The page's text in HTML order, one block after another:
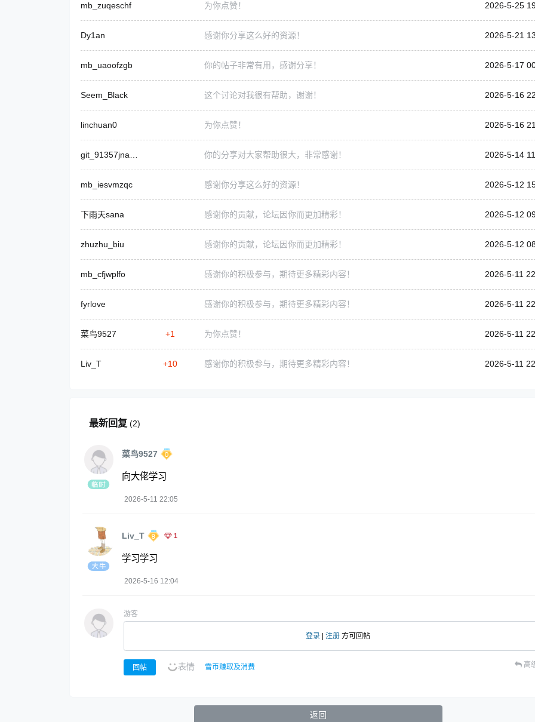
mb_zuqeschf 为你点赞！ 2026-5-25
Dy1an 感谢你分享这么好的资源！ 2026-5-21
mb_uaoofzgb 你的帖子非常有用，感谢分享！ 2026-5-17
Seem_Black 这个讨论对我很有帮助，谢谢！ 2026-5-16
linchuan0 为你点赞！ 2026-5-16
git_91357jnabnsn 你的分享对大家帮助很大，非常感谢！ 2026-5-14
mb_iesvmzqc 感谢你分享这么好的资源！ 2026-5-12
下雨天sana 感谢你的贡献，论坛因你而更加精彩！ 2026-5-12
zhuzhu_biu 感谢你的贡献，论坛因你而更加精彩！ 2026-5-12
mb_cfjwplfo 感谢你的积极参与，期待更多精彩内容！ 2026-5-11
fyrlove 感谢你的积极参与，期待更多精彩内容！ 2026-5-11
菜鸟9527 +1 为你点赞！ 2026-5-11
Liv_T +10 感谢你的积极参与，期待更多精彩内容！ 2026-5-11
最新回复 (2)
菜鸟9527
向大佬学习
2026-5-11 22:05
Liv_T 1
学习学习
2026-5-16 12:04
游客
登录 注册 方可回帖
回帖 表情 雪币赚取及消费 高
返回